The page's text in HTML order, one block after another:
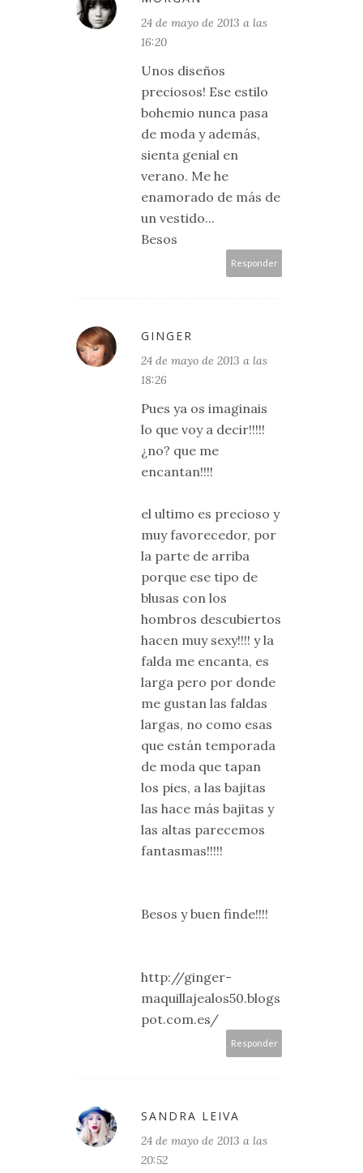
24 de mayo de 2013 a las
16:20
Unos diseños
preciosos! Ese estilo
bohemio nunca pasa
de moda y además,
sienta genial en
verano. Me he
enamorado de más de
un vestido...
Besos
Responder
GINGER
24 de mayo de 2013 a las
18:26
Pues ya os imaginais
lo que voy a decir!!!!!
¿no? que me
encantan!!!!
el ultimo es precioso y
muy favorecedor, por
la parte de arriba
porque ese tipo de
blusas con los
hombros descubiertos
hacen muy sexy!!!! y la
falda me encanta, es
larga pero por donde
me gustan las faldas
largas, no como esas
que están temporada
de moda que tapan
los pies, a las bajitas
las hace más bajitas y
las altas parecemos
fantasmas!!!!!
Besos y buen finde!!!!
http://ginger-
maquillajealos50.blogs
pot.com.es/
Responder
SANDRA LEIVA
24 de mayo de 2013 a las
20:52